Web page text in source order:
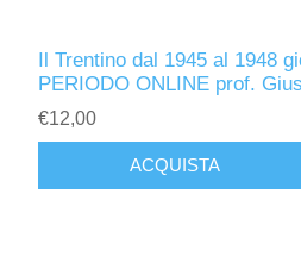
Il Trentino dal 1945 al 1948
PERIODO ONLINE prof.
€12,00
ACQUISTA